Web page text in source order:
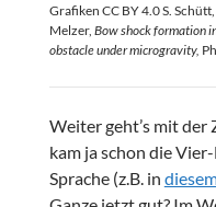
Grafiken CC BY 4.0 S.
Melzer, Bow shock formation
obstacle under microgravity,
Weiter geht’s mit der
kam ja schon die
Sprache (z.B. in